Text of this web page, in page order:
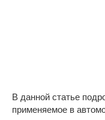
В данной статье
применяемое в